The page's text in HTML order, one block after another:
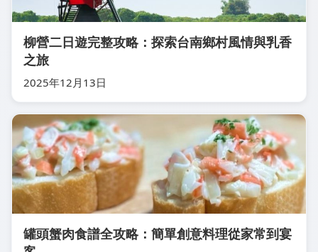
柳營二日遊完整攻略：探索台南鄉村風情與乳香
之旅
2025年12月13日
罐頭蟹肉食譜全攻略：簡單創意料理從家常到宴